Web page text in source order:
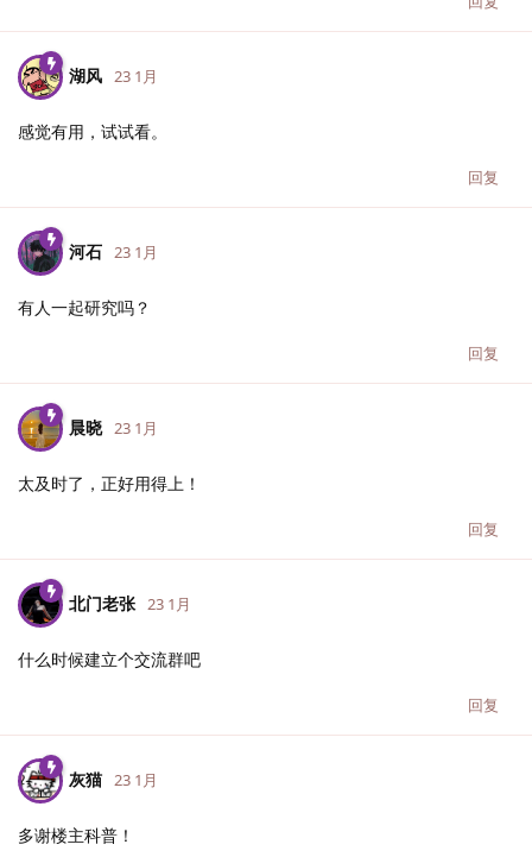
湖风 23 1月
感觉有用，试试看。
回复
河石 23 1月
有人一起研究吗？
回复
晨晓 23 1月
太及时了，正好用得上！
回复
北门老张 23 1月
什么时候建立个交流群吧
回复
灰猫 23 1月
多谢楼主科普！